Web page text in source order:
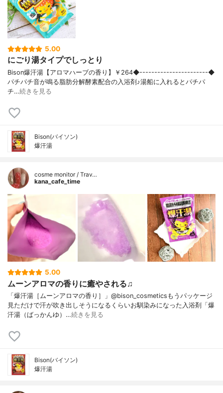
5.00
にごり湯タイプでしっとり
Bison爆汗湯【アロマハーブの香り】￥264◆-----------------------◆
パチパチ音が鳴る脂肪分解酵素配合の入浴剤♪湯船に入れるとパチパ
チ…続きを見る
Bison(バイソン)
爆汗湯
cosme monitor / Trav…
kana_cafe_time
5.00
ムーンアロマの香りに癒やされる♫
「爆汗湯［ムーンアロマの香り］」@bison_cosmeticsもうパッケージ
見ただけで汗が吹き出しそうになるくらいお馴染みになった入浴剤「爆
汗湯（ばっかんゆ）…続きを見る
Bison(バイソン)
爆汗湯